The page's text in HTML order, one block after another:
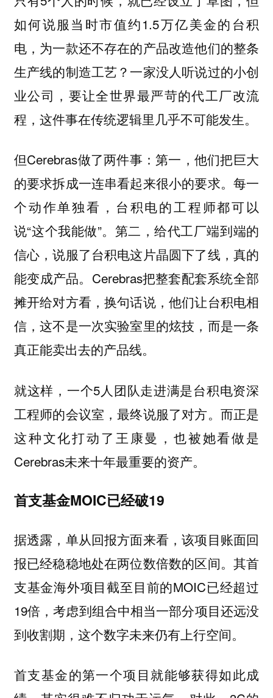
如何说服当时市值约1.5万亿美金的台积
电，为一款还不存在的产品改造他们的整条
生产线的制造工艺？一家没人听说过的小创
业公司，要让全世界最严苛的代工厂改流
程，这件事在传统逻辑里几乎不可能发生。
但Cerebras做了两件事：第一，他们把巨大
的要求拆成一连串看起来很小的要求。每一
个动作单独看，台积电的工程师都可以
说“这个我能做”。第二，给代工厂端到端的
信心，说服了台积电这片晶圆下了线，真的
能变成产品。Cerebras把整套配套系统全部
摊开给对方看，换句话说，他们让台积电相
信，这不是一次实验室里的炫技，而是一条
真正能卖出去的产品线。
就这样，一个5人团队走进满是台积电资深
工程师的会议室，最终说服了对方。而正是
这种文化打动了王康曼，也被她看做是
Cerebras未来十年最重要的资产。
首支基金MOIC已经破19
据透露，单从回报方面来看，该项目账面回
报已经稳稳地处在两位数倍数的区间。其首
支基金海外项目截至目前的MOIC已经超过
19倍，考虑到组合中相当一部分项目还远没
到收割期，这个数字未来仍有上行空间。
首支基金的第一个项目就能够获得如此成